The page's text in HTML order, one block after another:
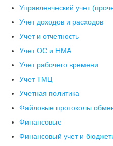
Управленческий учет
Учет доходов и расходов
Учет и отчетность
Учет ОС и НМА
Учет рабочего времени
Учет ТМЦ
Учетная политика
Файловые протоколы
Финансовые
Финансовый учет и